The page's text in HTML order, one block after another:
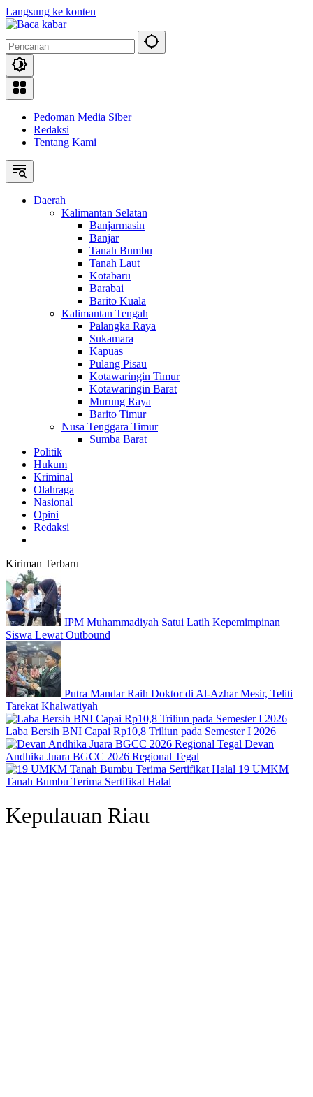
Langsung ke konten
Pedoman Media Siber
Redaksi
Tentang Kami
Daerah
Kalimantan Selatan
Banjarmasin
Banjar
Tanah Bumbu
Tanah Laut
Kotabaru
Barabai
Barito Kuala
Kalimantan Tengah
Palangka Raya
Sukamara
Kapuas
Pulang Pisau
Kotawaringin Timur
Kotawaringin Barat
Murung Raya
Barito Timur
Nusa Tenggara Timur
Sumba Barat
Politik
Hukum
Kriminal
Olahraga
Nasional
Opini
Redaksi
Kiriman Terbaru
IPM Muhammadiyah Satui Latih Kepemimpinan
Siswa Lewat Outbound
Putra Mandar Raih Doktor di Al-Azhar Mesir, Teliti
Tarekat Khalwatiyah
Laba Bersih BNI Capai Rp10,8 Triliun pada Semester I 2026
Devan
Andhika Juara BGCC 2026 Regional Tegal
19 UMKM
Tanah Bumbu Terima Sertifikat Halal
Kepulauan Riau